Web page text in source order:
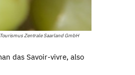
Zentrale Saarland GmbH
das Savoir-vivre, also